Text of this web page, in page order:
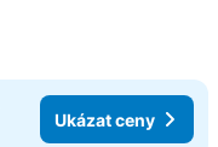
Ukázat ceny